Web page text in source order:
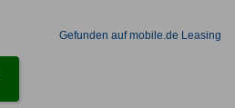
Gefunden auf mobile.de Leasing